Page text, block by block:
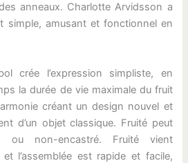
anneaux. Charlotte Arvidsson a
simple, amusant et fonctionnel en
crée l’expression simpliste, en
la durée de vie maximale du fruit
créant un design nouvel et
d’un objet classique. Fruité peut
ou non-encastré. Fruité vient
et l’assemblée est rapide et facile,